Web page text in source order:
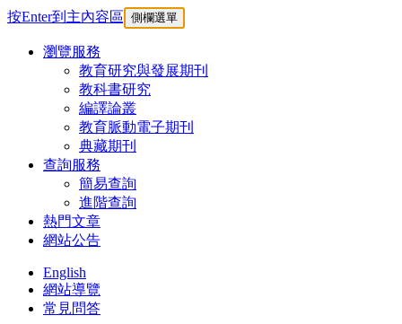
按Enter到主內容區 側欄選單
瀏覽服務
教育研究與發展期刊
教科書研究
編譯論叢
教育脈動電子期刊
典藏期刊
查詢服務
簡易查詢
進階查詢
熱門文章
網站公告
English
網站導覽
常見問答